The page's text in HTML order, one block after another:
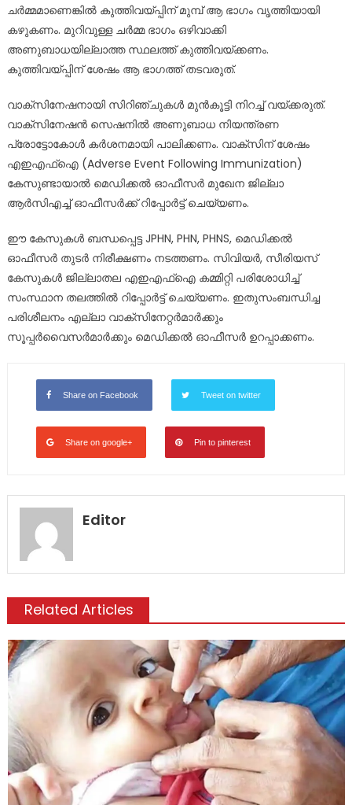
ചര്‍മ്മമാണെങ്കില്‍ കുത്തിവയ്പ്പിന് മുമ്പ് ആ ഭാഗം വൃത്തിയായി
കഴുകണം. മുറിവുള്ള ചര്‍മ്മ ഭാഗം ഒഴിവാക്കി
അണുബാധയില്ലാത്ത സ്ഥലത്ത് കുത്തിവയ്ക്കണം.
കുത്തിവയ്പ്പിന് ശേഷം ആ ഭാഗത്ത് തടവരുത്.
വാക്‌സിനേഷനായി സിറിഞ്ചുകള്‍ മുന്‍കൂട്ടി നിറച്ച് വയ്ക്കരുത്.
വാക്‌സിനേഷന്‍ സെഷനില്‍ അണുബാധ നിയന്ത്രണ
പ്രോട്ടോകോള്‍ കര്‍ശനമായി പാലിക്കണം. വാക്‌സിന് ശേഷം
എഇഎഫ്‌ഐ (Adverse Event Following Immunization)
കേസുണ്ടായാല്‍ മെഡിക്കല്‍ ഓഫീസര്‍ മുഖേന ജില്ലാ
ആര്‍സിഎച്ച് ഓഫീസര്‍ക്ക് റിപ്പോര്‍ട്ട് ചെയ്യണം.
ഈ കേസുകള്‍ ബന്ധപ്പെട്ട JPHN, PHN, PHNS, മെഡിക്കല്‍
ഓഫീസര്‍ തുടര്‍ നിരീക്ഷണം നടത്തണം. സിവിയര്‍, സീരിയസ്
കേസുകള്‍ ജില്ലാതല എഇഎഫ്‌ഐ കമ്മിറ്റി പരിശോധിച്ച്
സംസ്ഥാന തലത്തില്‍ റിപ്പോര്‍ട്ട് ചെയ്യണം. ഇതുസംബന്ധിച്ച
പരിശീലനം എല്ലാ വാക്‌സിനേറ്റര്‍മാര്‍ക്കും
സൂപ്പര്‍വൈസര്‍മാര്‍ക്കും മെഡിക്കല്‍ ഓഫീസര്‍ ഉറപ്പാക്കണം.
Share on Facebook Tweet on twitter
Share on google+ Pin to pinterest
Editor
Related Articles